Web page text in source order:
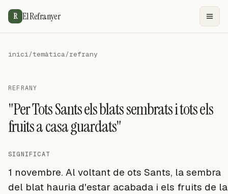
R El Refranyer
inici/temàtica/refrany
REFRANY
"Per Tots Sants els blats sembrats i tots els
fruits a casa guardats"
SIGNIFICAT
1 novembre. Al voltant de ots Sants, la sembra
del blat hauria d'estar acabada i els fruits de la